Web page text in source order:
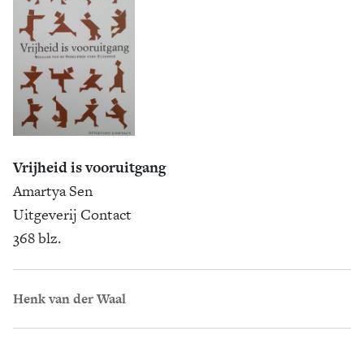
Vrijheid is vooruitgang
Amartya Sen
Uitgeverij Contact
368 blz.
Henk van der Waal